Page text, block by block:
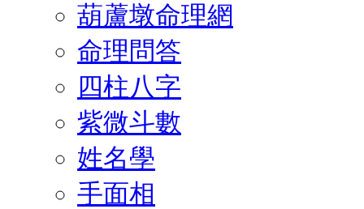
葫蘆墩命理網
命理問答
四柱八字
紫微斗數
姓名學
手面相